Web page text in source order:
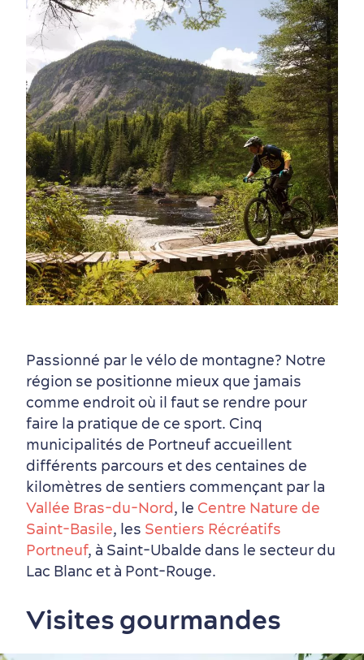
Magasinage
Passionné par le vélo de montagne? Notre
région se positionne mieux que jamais
comme endroit où il faut se rendre pour
faire la pratique de ce sport. Cinq
municipalités de Portneuf accueillent
différents parcours et des centaines de
kilomètres de sentiers commençant par la
Vallée Bras-du-Nord, le Centre Nature de
Saint-Basile, les Sentiers Récréatifs
Portneuf, à Saint-Ubalde dans le secteur du
Lac Blanc et à Pont-Rouge.
Visites gourmandes